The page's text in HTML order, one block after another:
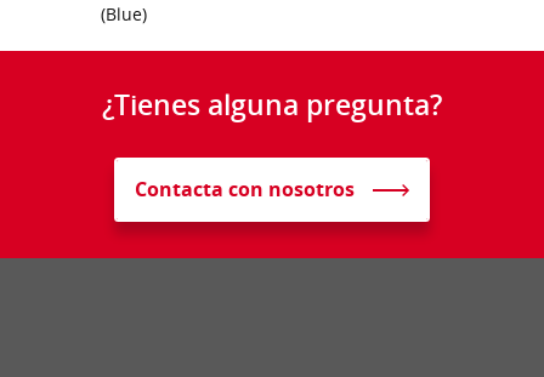
(Blue)
¿Tienes alguna pregunta?
Contacta con nosotros